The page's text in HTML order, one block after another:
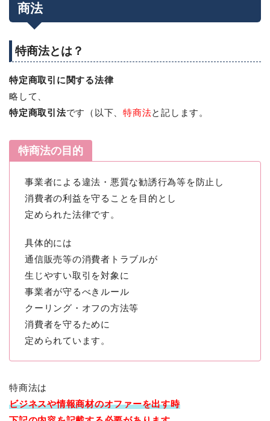
商法
特商法とは？
特定商取引に関する法律
略して、
特定商取引法です（以下、特商法と記します。
特商法の目的
事業者による違法・悪質な勧誘行為等を防止し
消費者の利益を守ることを目的とし
定められた法律です。
具体的には
通信販売等の消費者トラブルが
生じやすい取引を対象に
事業者が守るべきルール
クーリング・オフの方法等
消費者を守るために
定められています。
特商法は
ビジネスや情報商材のオファーを出す時